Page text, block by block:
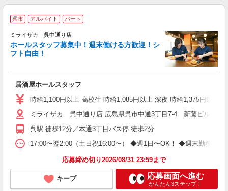
呉市 アルバイト パート
ミライザカ 呉中通り店
ホールスタッフ募集中！週末働ける方歓迎！シ
フト自由！
居酒屋ホールスタッフ
時給1,100円以上 高校生 時給1,085円以上 深夜 時給1,375円以上
ミライザカ 呉中通り店 広島県呉市中通3丁目7-4 新藤ビル1，2
呉駅 徒歩12分／本通3丁目バス停 徒歩2分
17:00〜翌2:00（土日祝16:00〜） ◆週1日〜OK！ ◆週末勤務で
応募締め切り2026/08/31 23:59まで
キープ 応募画面へ進む
かんたん3ステップ！